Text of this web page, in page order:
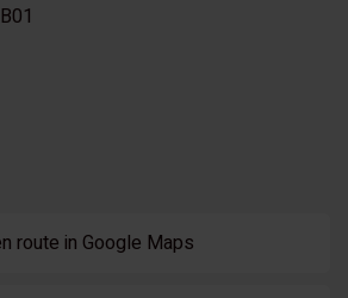
route in Google Maps